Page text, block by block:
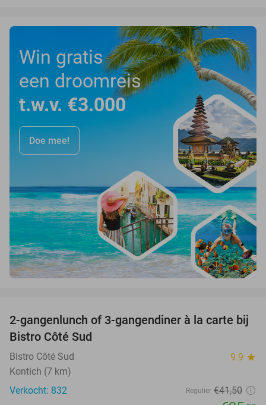
Win gratis
een droomreis
t.w.v. €3.000
Doe mee!
39%
2-gangenlunch of 3-gangendiner à la carte bij
Bistro Côté Sud
Bistro Côté Sud 9.9 star
Kontich (7 km)
Verkocht: 832
Regulier €41,50